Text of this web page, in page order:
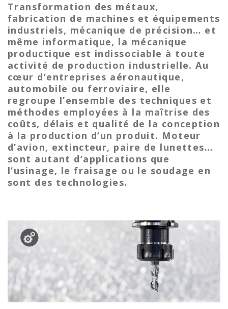
Transformation des métaux,
fabrication de machines et équipements
industriels, mécanique de précision… et
même informatique, la mécanique
productique est indissociable à toute
activité de production industrielle. Au
cœur d’entreprises aéronautique,
automobile ou ferroviaire, elle
regroupe l’ensemble des techniques et
méthodes employées à la maîtrise des
coûts, délais et qualité de la conception
à la production d’un produit. Moteur
d’avion, extincteur, paire de lunettes…
sont autant d’applications que
l’usinage, le fraisage ou le soudage en
sont des technologies.